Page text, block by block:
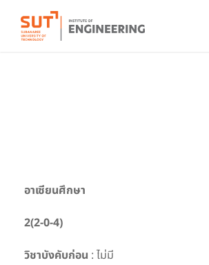
อาเซียนศึกษา
2(2-0-4)
วิชาบังคับก่อน : ไม่มี